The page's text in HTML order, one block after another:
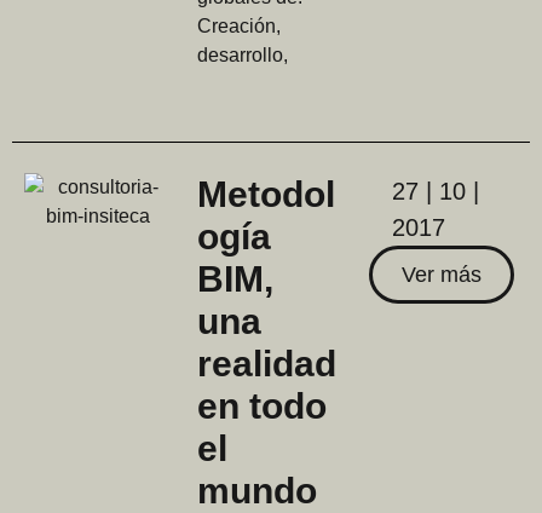
Creación,
desarrollo,
Metodol
ogía
BIM,
una
realidad
en todo
el
mundo
27 | 10 |
2017
Ver más